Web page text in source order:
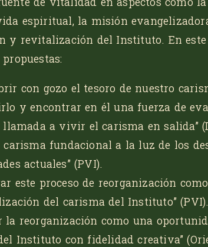
espiritual, la misión
y revitalización del Instituto. En
con gozo el tesoro de nuestro
y encontrar en él una fuerza de
llamada a vivir el carisma en salida”
carisma fundacional a la luz de los
actuales” (PVI).
este proceso de reorganización
del carisma del Instituto” (PVI).
la reorganización como una
Instituto con fidelidad creativa”